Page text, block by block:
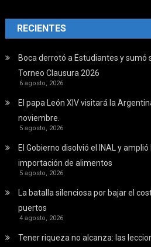
RECIENTES
Boca derrotó a Estudiantes y sumó
Torneo Clausura 2026
6 agosto, 2026
El papa León XIV visitará la
noviembre.
5 agosto, 2026
El Gobierno disolvió el INAL y
importación de alimentos
5 agosto, 2026
La batalla silenciosa por bajar el
puertos
4 agosto, 2026
Tener riqueza no alcanza: las